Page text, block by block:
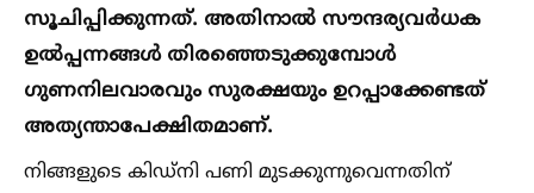
സൂചിപ്പിക്കുന്നത്. അതിനാല്‍ സൗന്ദര്യവർധക
ഉല്‍പ്പന്നങ്ങള്‍ തിരഞ്ഞെടുക്കുമ്പോള്‍
ഗുണനിലവാരവും സുരക്ഷയും ഉറപ്പാക്കേണ്ടത്
അത്യന്താപേക്ഷിതമാണ്.
നിങ്ങളുടെ കിഡ്നി പണി മുടക്കുന്നുവെന്നതിന്